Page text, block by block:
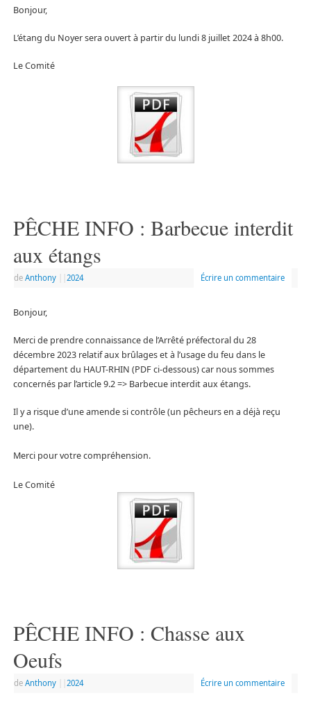
Bonjour,
L’étang du Noyer sera ouvert à partir du lundi 8 juillet 2024 à 8h00.
Le Comité
PÊCHE INFO : Barbecue interdit
aux étangs
de Anthony 2024 Écrire un commentaire
Bonjour,
Merci de prendre connaissance de l’Arrêté préfectoral du 28
décembre 2023 relatif aux brûlages et à l’usage du feu dans le
département du HAUT-RHIN (PDF ci-dessous) car nous sommes
concernés par l’article 9.2 => Barbecue interdit aux étangs.
Il y a risque d’une amende si contrôle (un pêcheurs en a déjà reçu
une).
Merci pour votre compréhension.
Le Comité
PÊCHE INFO : Chasse aux
Oeufs
de Anthony 2024 Écrire un commentaire